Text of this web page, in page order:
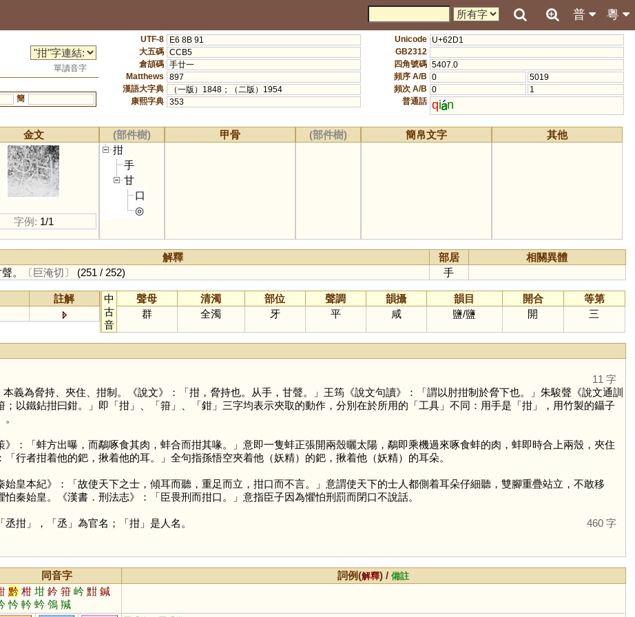
粵
普
單讀音字
簡
UTF-8
E6 8B 91
大五碼 CCB5
倉頡碼 手廿一
Matthews
897
漢語大字典
（一版）1848；（二版）1954
康熙字典 353
Unicode U+62D1
GB2312
四角號碼 5407.0
頻序 A/B 0
5019
頻次 A/B 0
1
普通話 qi n
金文
字例: 1/1
(部件樹)
拑
手
甘
口
◎
甲骨 (部件樹) 簡帛文字 其他
解釋 部居
相關異體
。 〔巨淹切〕 (251 / 252) 手
註解
中
古
音
聲母 清濁 部位 聲調 韻攝 韻目 開合
等第
群
全濁 牙 平 咸 鹽/鹽 開 三
11 字
本義為脅持、夾住、拑制。《說文》：「拑，脅持也。从手，甘聲。」王筠《說文句讀》：「謂以肘拑制於脅下也。」朱駿聲《說文通訓
；以鐵鉆拑曰鉗。」即「拑」、「箝」、「鉗」三字均表示夾取的動作，分別在於所用的「工具」不同：用手是「拑」，用竹製的鑷子
。
》：「蚌方出曝，而鷸啄食其肉，蚌合而拑其喙。」意即一隻蚌正張開兩殼曬太陽，鷸即乘機過來啄食蚌的肉，蚌即時合上兩殼，夾住
行者拑着他的鈀，揪着他的耳。」全句指孫悟空夾着他（妖精）的鈀，揪着他（妖精）的耳朵。
本紀》：「故使天下之士，傾耳而聽，重足而立，拑口而不言。」意謂使天下的士人都側着耳朵仔細聽，雙腳重疊站立，不敢移
秦始皇。《漢書．刑法志》：「臣畏刑而拑口。」意指臣子因為懼怕刑罰而閉口不說話。
拑」，「丞 」為官名；「拑」是人名。 460 字
同音字 詞例(解釋) /備註
黔 柑 坩 鈐 箝 岒 黚 鍼
忴 軡 蚙 鳹 羬